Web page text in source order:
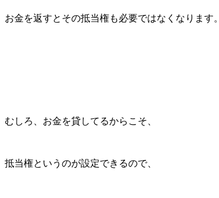
お金を返すとその抵当権も必要ではなくなります。
むしろ、お金を貸してるからこそ、
抵当権というのが設定できるので、